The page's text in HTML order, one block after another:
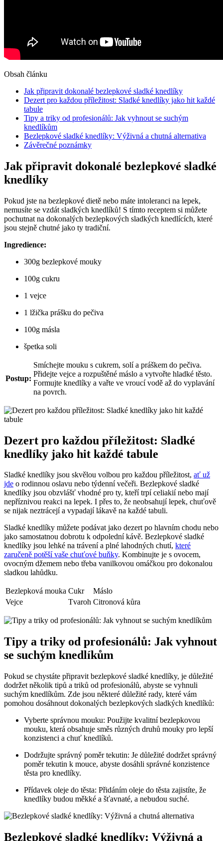
Obsah článku
Jak připravit dokonalé bezlepkové sladké knedlíky
Dezert pro každou příležitost: Sladké knedlíky jako hit každé
tabule
Tipy a triky od profesionálů: Jak vyhnout se suchým
knedlíkům
Bezlepkové sladké knedlíky: Výživná a chutná alternativa
Závěrečné poznámky
Jak připravit dokonalé bezlepkové sladké
knedlíky
Pokud jste na bezlepkové dietě nebo máte intoleranci na lepek,
nemusíte se vzdát sladkých knedlíků! S tímto receptem si můžete
pochutnat na dokonalých bezlepkových sladkých knedlících, které
jsou stejně chutné jako ty tradiční.
Ingredience:
300g bezlepkové mouky
100g cukru
1 vejce
1 lžička prášku do pečiva
100g másla
špetka soli
Postup:
Smíchejte mouku s cukrem, solí a práškem do pečiva.
Přidejte vejce a rozpuštěné máslo a vytvořte hladké těsto.
Formujte knedlíky a vařte ve vroucí vodě až do vyplavání
na povrch.
Dezert pro každou příležitost: Sladké
knedlíky jako hit každé tabule
Sladké knedlíky jsou skvělou volbou pro každou příležitost, ať už
jde o rodinnou oslavu nebo týdenní večeři. Bezlepkové sladké
knedlíky jsou obzvlášť vhodné pro ty, kteří trpí celiakií nebo mají
nepříznivou reakci na lepek. I přes to, že neobsahují lepek, chuťově
se nijak neztrácejí a vypadají lákavě na každé tabuli.
Sladké knedlíky můžete podávat jako dezert po hlavním chodu nebo
jako samostatnou dobrotu k odpolední kávě. Bezlepkové sladké
knedlíky jsou lehké na trávení a plné lahodných chutí, které
zaručeně potěší vaše chuťové buňky. Kombinujte je s ovocem,
ovocným džemem nebo třeba vanilkovou omáčkou pro dokonalou
sladkou lahůdku.
Bezlepková mouka Cukr
Máslo
Vejce
Tvaroh Citronová kůra
Tipy a triky od profesionálů: Jak vyhnout
se suchým knedlíkům
Pokud se chystáte připravit bezlepkové sladké knedlíky, je důležité
dodržet několik tipů a triků od profesionálů, abyste se vyhnuli
suchým knedlíkům. Zde jsou některé důležité rady, které vám
pomohou dosáhnout dokonalých bezlepkových sladkých knedlíků:
Vyberte správnou mouku: Použijte kvalitní bezlepkovou
mouku, která obsahuje směs různých druhů mouky pro lepší
konzistenci a chuť knedlíků.
Dodržujte správný poměr tekutin: Je důležité dodržet správný
poměr tekutin k mouce, abyste dosáhli správné konzistence
těsta pro knedlíky.
Přídavek oleje do těsta: Přidáním oleje do těsta zajistíte, že
knedlíky budou měkké a šťavnaté, a nebudou suché.
Bezlepkové sladké knedlíky: Výživná a